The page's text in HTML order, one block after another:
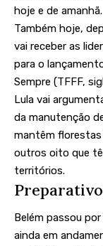
hoje e de amanhã.
Também hoje,
vai receber as
para o
Sempre (TFFF,
Lula vai
da manutenção
mantêm florestas
outros oito que
territórios.
Belém passou
ainda em